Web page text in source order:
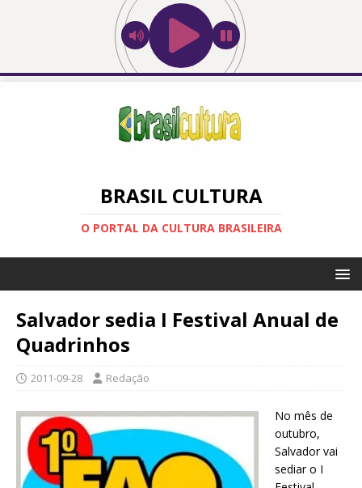
BRASIL CULTURA
O PORTAL DA CULTURA BRASILEIRA
Salvador sedia I Festival Anual de
Quadrinhos
2011-09-28 Redação
No mês de
outubro,
Salvador vai
sediar o I